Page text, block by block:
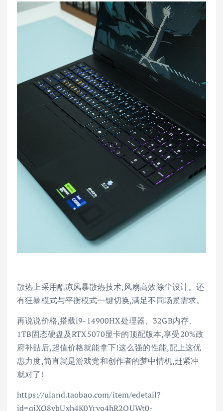
散热上采用酷凉风暴散热技术,风扇高效除尘设计。还
有狂暴模式与平衡模式一键切换,满足不同场景需求。
再说说价格,搭载i9-14900HX处理器、32GB内存、
1TB固态硬盘及RTX5070显卡的顶配版本,享受20%政
府补贴后,超值价格就能拿下!这么强的性能,配上这优
惠力度,简直就是游戏党和创作者的梦中情机,赶紧冲
就对了!
https://uland.taobao.com/item/edetail?
id=qjXQ8ybUxh4K0Yrvo4hR2OUWt0-